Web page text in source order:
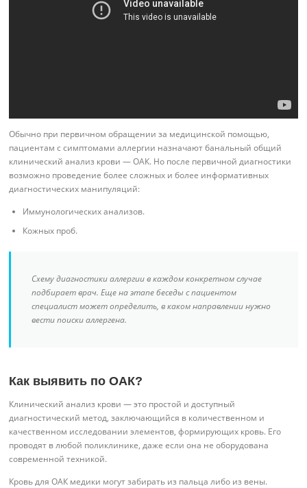
Обычно при первичном обращении за медицинской помощью,
пациентам с симптомами аллергии назначают банальный общий
клинический анализ крови — ОАК. Но после первичной диагностики
возможно проведение более сложных и более информативных
диагностических манипуляций:
Иммунологических анализов.
Кожных проб.
Схему диагностики аллергии в каждом конкретном случае
подбирает врач. Еще на этапе беседы с пациентом
специалист может определить, в каком направлении нужно
вести поиски аллергена.
Как выявить по ОАК?
Клинический анализ крови — это простой и доступный
диагностический метод, заключающийся в количественном и
качественном исследовании элементов, формирующих кровь. Его
проводят в любой поликлинике, даже если она не оборудована
современной техникой.
Кровь для ОАК медики могут забирать из пальца либо из вены.